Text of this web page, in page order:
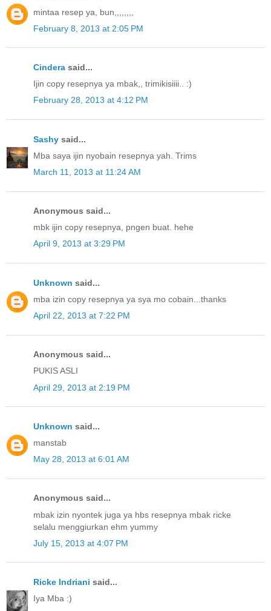
mintaa resep ya, bun,,,,,,,,
February 8, 2013 at 2:05 PM
Cindera said...
Ijin copy resepnya ya mbak,, trimikisiiii.. :)
February 28, 2013 at 4:12 PM
Sashy said...
Mba saya ijin nyobain resepnya yah. Trims
March 11, 2013 at 11:24 AM
Anonymous said...
mbk ijin copy resepnya, pngen buat. hehe
April 9, 2013 at 3:29 PM
Unknown said...
mba izin copy resepnya ya sya mo cobain...thanks
April 22, 2013 at 7:22 PM
Anonymous said...
PUKIS ASLI
April 29, 2013 at 2:19 PM
Unknown said...
manstab
May 28, 2013 at 6:01 AM
Anonymous said...
mbak izin nyontek juga ya hbs resepnya mbak ricke
selalu menggiurkan ehm yummy
July 15, 2013 at 4:07 PM
Ricke Indriani said...
Iya Mba :)